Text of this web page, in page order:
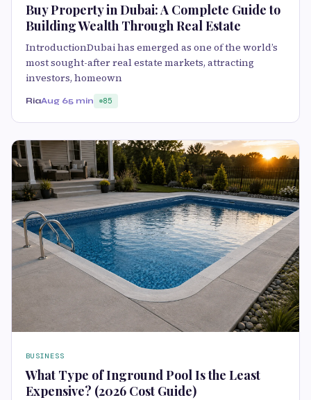
Buy Property in Dubai: A Complete Guide to
Building Wealth Through Real Estate
IntroductionDubai has emerged as one of the world’s
most sought-after real estate markets, attracting
investors, homeown
RiaAug 65 min 85
BUSINESS
What Type of Inground Pool Is the Least
Expensive? (2026 Cost Guide)